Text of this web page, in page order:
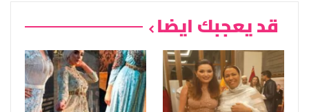
قد يعجبك ايضا